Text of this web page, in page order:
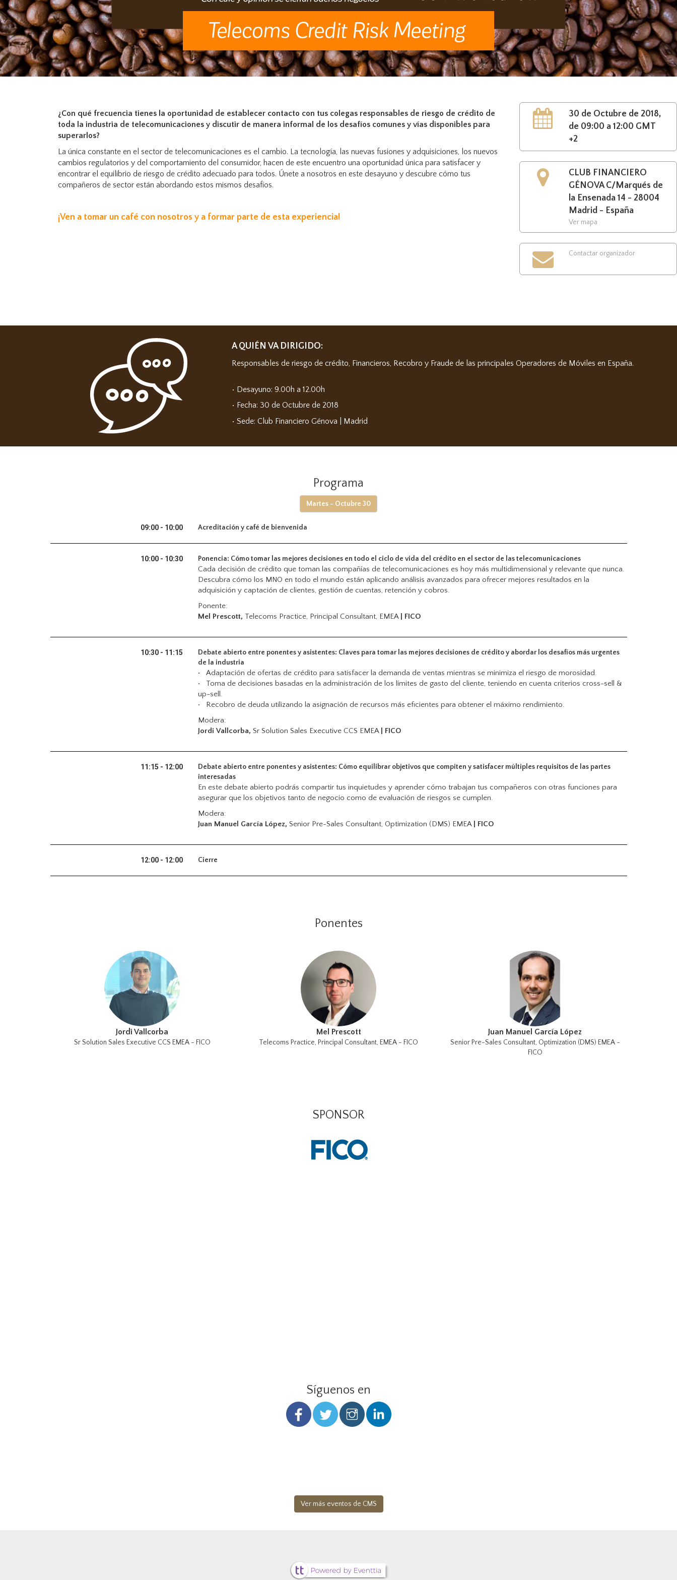
¿Con qué frecuencia tienes la oportunidad de establecer contacto con tus colegas responsables de riesgo de crédito de
toda la industria de telecomunicaciones y discutir de manera informal de los desafíos comunes y vías disponibles para
superarlos?
La única constante en el sector de telecomunicaciones es el cambio. La tecnología, las nuevas fusiones y adquisiciones, los nuevos
cambios regulatorios y del comportamiento del consumidor, hacen de este encuentro una oportunidad única para satisfacer y
encontrar el equilibrio de riesgo de crédito adecuado para todos. Únete a nosotros en este desayuno y descubre cómo tus
compañeros de sector están abordando estos mismos desafíos.
¡Ven a tomar un café con nosotros y a formar parte de esta experiencia!
30 de Octubre de 2018,
de 09:00 a 12:00 GMT
+2
CLUB FINANCIERO
GÉNOVA C/Marqués de
la Ensenada 14 - 28004
Madrid - España
Ver mapa
Contactar organizador
A QUIÉN VA DIRIGIDO:
Responsables de riesgo de crédito, Financieros, Recobro y Fraude de las principales Operadores de Móviles en España.
• Desayuno: 9.00h a 12.00h
• Fecha: 30 de Octubre de 2018
• Sede: Club Financiero Génova | Madrid
Programa
Martes - Octubre 30
09:00 - 10:00 Acreditación y café de bienvenida
10:00 - 10:30 Ponencia: Cómo tomar las mejores decisiones en todo el ciclo de vida del crédito en el sector de las telecomunicaciones
Cada decisión de crédito que toman las compañías de telecomunicaciones es hoy más multidimensional y relevante que nunca.
Descubra cómo los MNO en todo el mundo están aplicando análisis avanzados para ofrecer mejores resultados en la
adquisición y captación de clientes, gestión de cuentas, retención y cobros.
Ponente:
Mel Prescott, Telecoms Practice, Principal Consultant, EMEA | FICO
10:30 - 11:15
Debate abierto entre ponentes y asistentes: Claves para tomar las mejores decisiones de crédito y abordar los desafíos más urgentes
de la industria
• Adaptación de ofertas de crédito para satisfacer la demanda de ventas mientras se minimiza el riesgo de morosidad.
• Toma de decisiones basadas en la administración de los límites de gasto del cliente, teniendo en cuenta criterios cross-sell &
up-sell.
• Recobro de deuda utilizando la asignación de recursos más eficientes para obtener el máximo rendimiento.
Modera:
Jordi Vallcorba, Sr Solution Sales Executive CCS EMEA | FICO
11:15 - 12:00
Debate abierto entre ponentes y asistentes: Cómo equilibrar objetivos que compiten y satisfacer múltiples requisitos de las partes
interesadas
En este debate abierto podrás compartir tus inquietudes y aprender cómo trabajan tus compañeros con otras funciones para
asegurar que los objetivos tanto de negocio como de evaluación de riesgos se cumplen.
Modera:
Juan Manuel García López,Senior Pre-Sales Consultant, Optimization (DMS) EMEA | FICO
12:00 - 12:00 Cierre
Ponentes
Jordi Vallcorba
Sr Solution Sales Executive CCS EMEA - FICO
Mel Prescott
Telecoms Practice, Principal Consultant, EMEA - FICO
Juan Manuel García López
Senior Pre-Sales Consultant, Optimization (DMS) EMEA -
FICO
SPONSOR
Síguenos en
Ver más eventos de CMS